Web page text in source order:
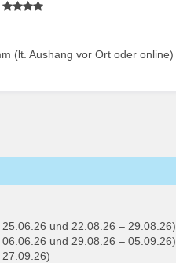
(lt. Aushang vor Ort oder online)
und 22.08.26 – 29.08.26)
und 29.08.26 – 05.09.26)